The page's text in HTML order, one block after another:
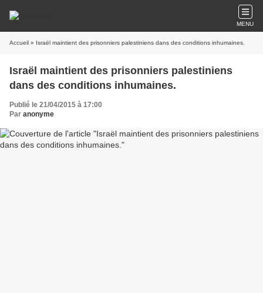
MENU
Accueil » Israël maintient des prisonniers palestiniens dans des conditions inhumaines.
Israël maintient des prisonniers palestiniens
dans des conditions inhumaines.
Publié le 21/04/2015 à 17:00
Par anonyme